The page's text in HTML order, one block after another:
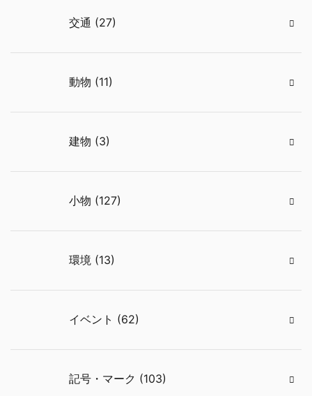
交通 (27)
動物 (11)
建物 (3)
小物 (127)
環境 (13)
イベント (62)
記号・マーク (103)